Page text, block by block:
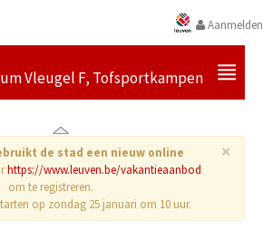
Aanmelden
Vleugel F, Tofsportkampen
×
de stad een nieuw online
https://www.leuven.be/vakantieaanbod
om te registreren.
op zondag 25 januari om 10 uur.